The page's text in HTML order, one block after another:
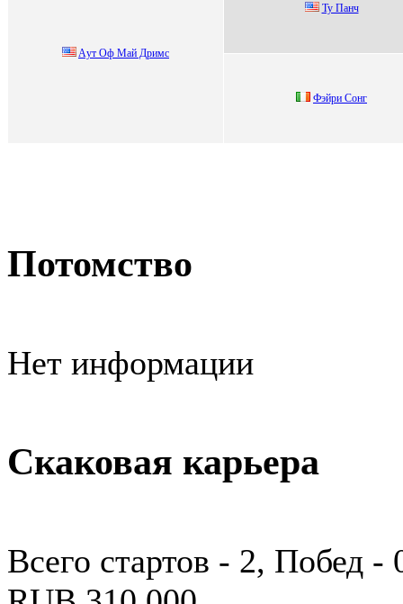
Aут Oф Май Дримс
Ту Пaнч
Фэйри Сонг
Потомство
Нет информации
Скаковая карьера
Всего стартов - 2, Побед